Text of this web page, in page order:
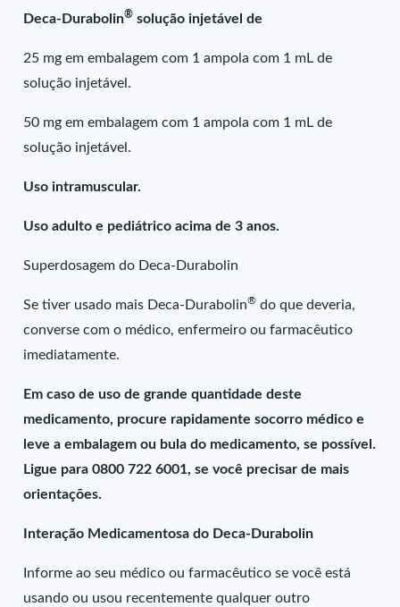
Deca-Durabolin® solução injetável de
25 mg em embalagem com 1 ampola com 1 mL de
solução injetável.
50 mg em embalagem com 1 ampola com 1 mL de
solução injetável.
Uso intramuscular.
Uso adulto e pediátrico acima de 3 anos.
Superdosagem do Deca-Durabolin
Se tiver usado mais Deca-Durabolin® do que deveria,
converse com o médico, enfermeiro ou farmacêutico
imediatamente.
Em caso de uso de grande quantidade deste
medicamento, procure rapidamente socorro médico e
leve a embalagem ou bula do medicamento, se possível.
Ligue para 0800 722 6001, se você precisar de mais
orientações.
Interação Medicamentosa do Deca-Durabolin
Informe ao seu médico ou farmacêutico se você está
usando ou usou recentemente qualquer outro